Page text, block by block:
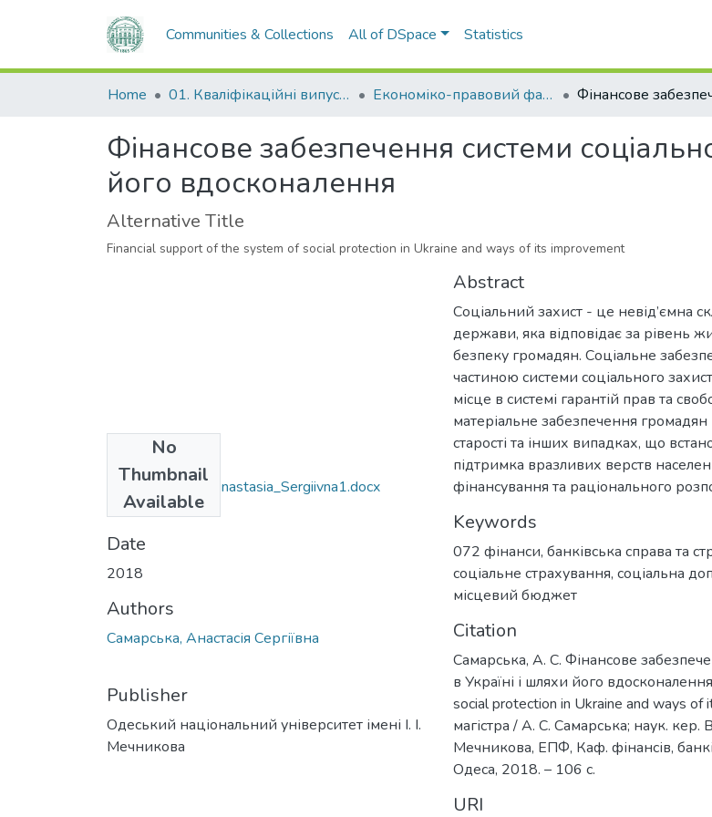
Communities & Collections All of DSpace Statistics
Home 01. Кваліфікаційні випускні роботи здобувачів вищої освіти Економіко-правовий факультет
Фінансове забезпечення системи
його вдосконалення
Alternative Title
Financial support of the system of social protection in Ukraine and ways of its improvement
No
Thumbnail
Available
072_Samarska_Anastasia_Sergiivna1.docx
(47.52 KB)
Date
2018
Authors
Самарська, Анастасія Сергіївна
Publisher
Одеський національний університет імені І. І.
Мечникова
Abstract
Соціальний захист - це невід’ємна
держави, яка відповідає за рівень
безпеку громадян. Соціальне
частиною системи соціального
місце в системі гарантій прав та
матеріальне забезпечення громадян
старості та інших випадках, що
підтримка вразливих верств
фінансування та раціонального
Keywords
072 фінанси, банківська справа та
соціальне страхування, соціальна
місцевий бюджет
Citation
Самарська, А. С. Фінансове
в Україні і шляхи його
social protection in Ukraine and ways
магістра / А. С. Самарська; наук. кер.
Мечникова, ЕПФ, Каф. фінансів,
Одеса, 2018. – 106 с.
URI